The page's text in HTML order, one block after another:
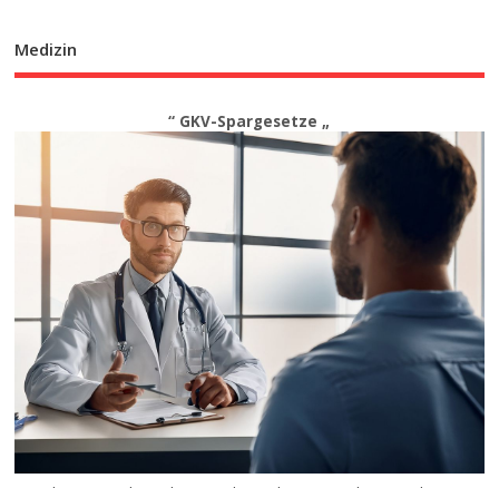
Medizin
“ GKV-Spargesetze „